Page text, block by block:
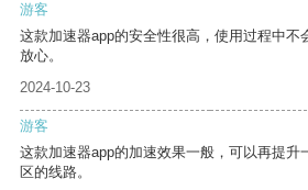
游客
这款加速器app的安全性很高，使用过程中不
放心。
2024-10-23
游客
这款加速器app的加速效果一般，可以再提升
区的线路。